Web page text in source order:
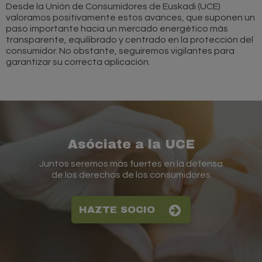
Desde la Unión de Consumidores de Euskadi (UCE)
valoramos positivamente estos avances, que suponen un
paso importante hacia un mercado energético más
transparente, equilibrado y centrado en la protección del
consumidor. No obstante, seguiremos vigilantes para
garantizar su correcta aplicación.
Asóciate a la UCE
Juntos seremos más fuertes en la defensa
de los derechos de los consumidores
HAZTE SOCIO